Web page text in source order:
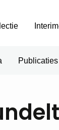
Publicaties